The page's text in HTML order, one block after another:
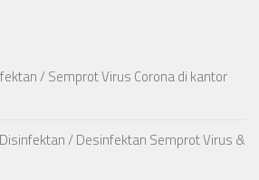
/ Semprot Virus Corona di kantor
/ Desinfektan Semprot Virus &